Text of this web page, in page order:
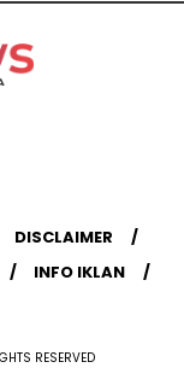
DISCLAIMER
INFO IKLAN
RESERVED